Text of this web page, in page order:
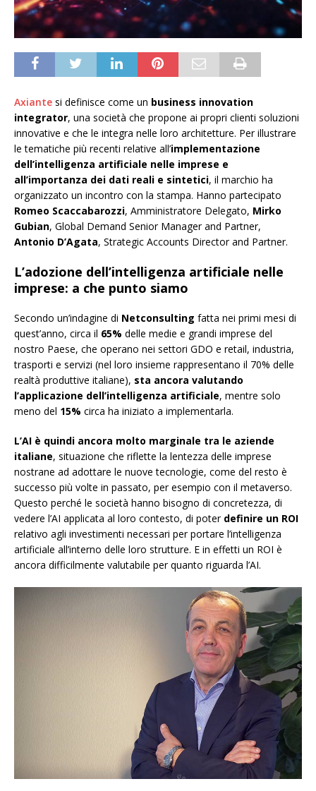
Axiante si definisce come un business innovation
integrator, una società che propone ai propri clienti soluzioni
innovative e che le integra nelle loro architetture. Per illustrare
le tematiche più recenti relative all’implementazione
dell’intelligenza artificiale nelle imprese e
all’importanza dei dati reali e sintetici, il marchio ha
organizzato un incontro con la stampa. Hanno partecipato
Romeo Scaccabarozzi, Amministratore Delegato, Mirko
Gubian, Global Demand Senior Manager and Partner,
Antonio D’Agata, Strategic Accounts Director and Partner.
L’adozione dell’intelligenza artificiale nelle
imprese: a che punto siamo
Secondo un’indagine di Netconsulting fatta nei primi mesi di
quest’anno, circa il 65% delle medie e grandi imprese del
nostro Paese, che operano nei settori GDO e retail, industria,
trasporti e servizi (nel loro insieme rappresentano il 70% delle
realtà produttive italiane), sta ancora valutando
l’applicazione dell’intelligenza artificiale, mentre solo
meno del 15% circa ha iniziato a implementarla.
L’AI è quindi ancora molto marginale tra le aziende
italiane, situazione che riflette la lentezza delle imprese
nostrane ad adottare le nuove tecnologie, come del resto è
successo più volte in passato, per esempio con il metaverso.
Questo perché le società hanno bisogno di concretezza, di
vedere l’AI applicata al loro contesto, di poter definire un ROI
relativo agli investimenti necessari per portare l’intelligenza
artificiale all’interno delle loro strutture. E in effetti un ROI è
ancora difficilmente valutabile per quanto riguarda l’AI.